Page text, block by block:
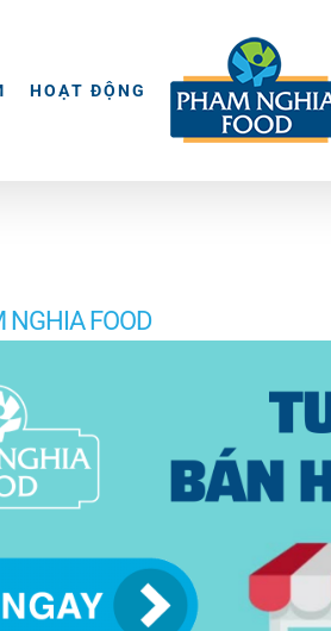
HOẠT ĐỘNG
NGHIA FOOD
NGHIA FOOD Quà nào bằng
Còn gì tuyệt vời hơn khi
món quà Tết đầy ý nghĩa với
hạnh phúc to • Hapi cá thát